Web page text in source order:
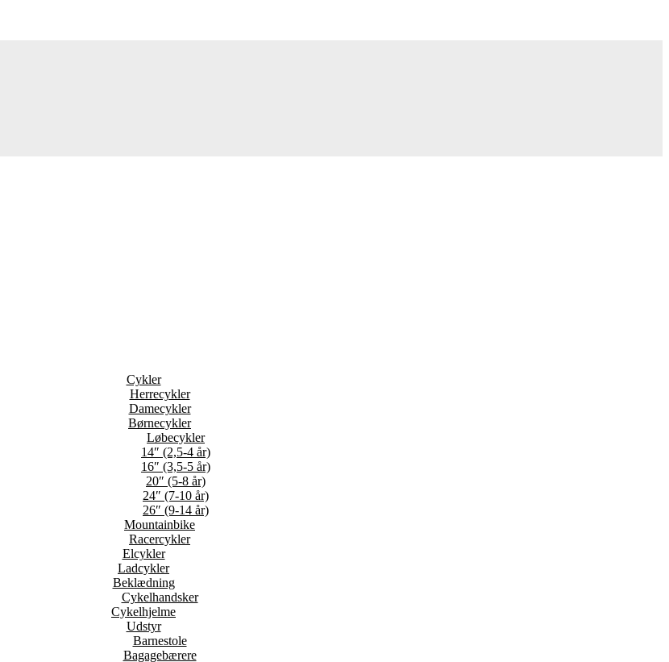
Cykler
Herrecykler
Damecykler
Børnecykler
Løbecykler
14″ (2,5-4 år)
16″ (3,5-5 år)
20″ (5-8 år)
24″ (7-10 år)
26″ (9-14 år)
Mountainbike
Racercykler
Elcykler
Ladcykler
Beklædning
Cykelhandsker
Cykelhjelme
Udstyr
Barnestole
Bagagebærere